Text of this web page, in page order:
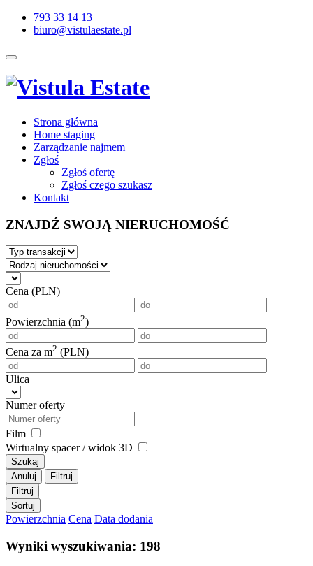
793 33 14 13
biuro@vistulaestate.pl
Strona główna
Home staging
Zarządzanie najmem
Zgłoś
Zgłoś ofertę
Zgłoś czego szukasz
Kontakt
ZNAJDŹ SWOJĄ NIERUCHOMOŚĆ
Cena (PLN)
Powierzchnia (m2)
Cena za m2 (PLN)
Ulica
Numer oferty
Film
Wirtualny spacer / widok 3D
Szukaj
Anuluj
Filtruj
Filtruj
Sortuj
Powierzchnia Cena Data dodania
Wyniki wyszukiwania: 198